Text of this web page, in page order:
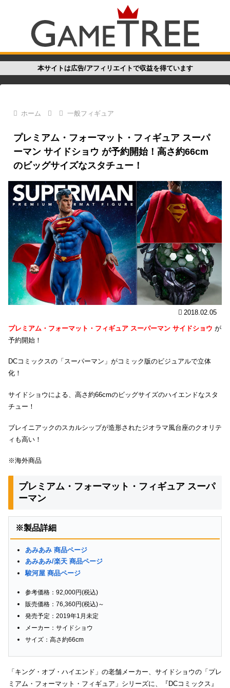
本サイトは広告/アフィリエイトで収益を得ています
ホーム 一般フィギュア
プレミアム・フォーマット・フィギュア スーパ
ーマン サイドショウ が予約開始！高さ約66cm
のビッグサイズなスタチュー！
2018.02.05
プレミアム・フォーマット・フィギュア スーパーマン サイドショウ が
予約開始！
DCコミックスの「スーパーマン」がコミック版のビジュアルで立体
化！
サイドショウによる、高さ約66cmのビッグサイズのハイエンドなスタ
チュー！
ブレイニアックのスカルシップが造形されたジオラマ風台座のクオリテ
ィも高い！
※海外商品
プレミアム・フォーマット・フィギュア スーパ
ーマン
※製品詳細
あみあみ 商品ページ
あみあみ/楽天 商品ページ
駿河屋 商品ページ
参考価格：92,000円(税込)
販売価格：76,360円(税込)～
発売予定：2019年1月未定
メーカー：サイドショウ
サイズ：高さ約66cm
「キング・オブ・ハイエンド」の老舗メーカー、サイドショウの「プレ
ミアム・フォーマット・フィギュア」シリーズに、『DCコミックス』